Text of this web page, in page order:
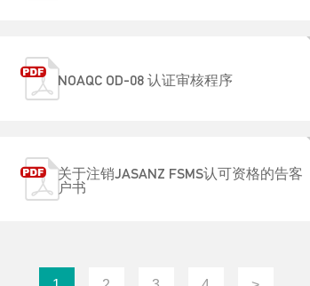
NOAQC OD-08 认证审核程序
关于注销JASANZ FSMS认可资格的告客
户书